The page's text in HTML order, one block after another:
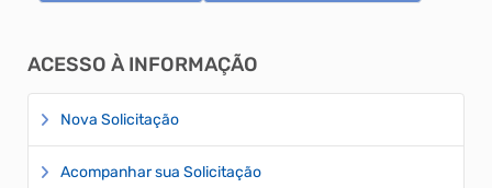
Acesso à Informação
Nova Solicitação
Acompanhar sua Solicitação